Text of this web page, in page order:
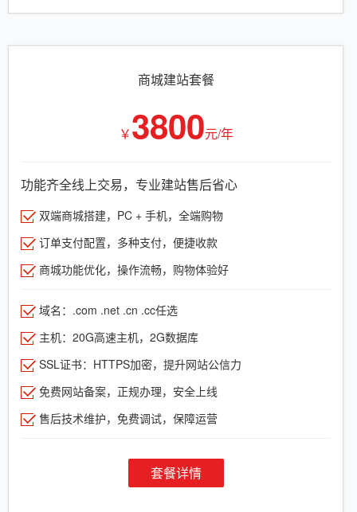
商城建站套餐
￥3800元/年
功能齐全线上交易，专业建站售后省心
双端商城搭建，PC + 手机，全端购物
订单支付配置，多种支付，便捷收款
商城功能优化，操作流畅，购物体验好
域名：.com .net .cn .cc任选
主机：20G高速主机，2G数据库
SSL证书：HTTPS加密，提升网站公信力
免费网站备案，正规办理，安全上线
售后技术维护，免费调试，保障运营
套餐详情